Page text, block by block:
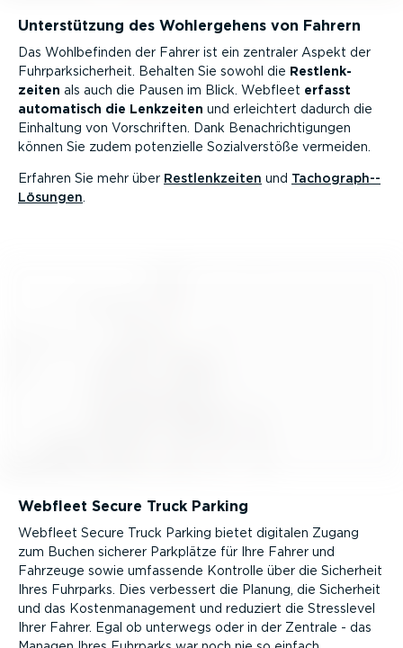
Unter­stützung des Wohler­gehens von Fahrern
Das Wohlbe­finden der Fahrer ist ein zentraler Aspekt der
Fuhrpark­si­cherheit. Behalten Sie sowohl die Restlenk­
zeiten als auch die Pausen im Blick. Webfleet erfasst
automatisch die Lenkzeiten und erleichtert dadurch die
Einhaltung von Vorschriften. Dank Benach­rich­ti­gungen
können Sie zudem potenzielle Sozial­ver­stöße vermeiden.
Erfahren Sie mehr über Restlenk­zeiten und Tacho­gra­ph-­
Lö­sungen
Webfleet Secure Truck Parking
Webfleet Secure Truck Parking bietet digitalen Zugang
zum Buchen sicherer Parkplätze für Ihre Fahrer und
Fahrzeuge sowie umfassende Kontrolle über die Sicherheit
Ihres Fuhrparks. Dies verbessert die Planung, die Sicherheit
und das Kosten­ma­nagement und reduziert die Stresslevel
Ihrer Fahrer. Egal ob unterwegs oder in der Zentrale - das